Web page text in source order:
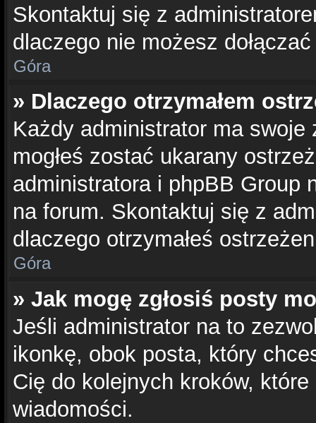
Skontaktuj się z
dlaczego nie możesz
Góra
» Dlaczego otrzymałem
Każdy administrator ma swoje
mogłeś zostać ukarany
administratora i phpBB Group
na forum. Skontaktuj się z
dlaczego otrzymałeś
Góra
» Jak mogę zgłosiś posty
Jeśli administrator na to
ikonkę, obok posta, który
Cię do kolejnych kroków,
wiadomości.